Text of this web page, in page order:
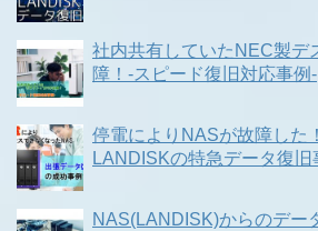
社内共有していたNEC製デ
障！-スピード復旧対応事例-
停電によりNASが故障した
LANDISKの特急データ復旧
NAS(LANDISK)からのデ